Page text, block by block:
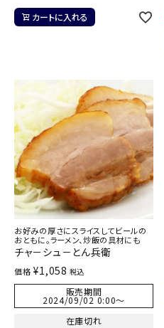
カートに入れる
お好みの厚さにスライスしてビールの
おともに。ラーメン、炒飯の具材にも
チャ－シュ－とん兵衛
価格 ¥1,058 税込
販売期間
2024/09/02 0:00〜
在庫切れ